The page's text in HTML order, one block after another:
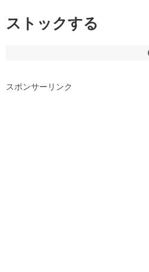
ストックする
スポンサーリンク